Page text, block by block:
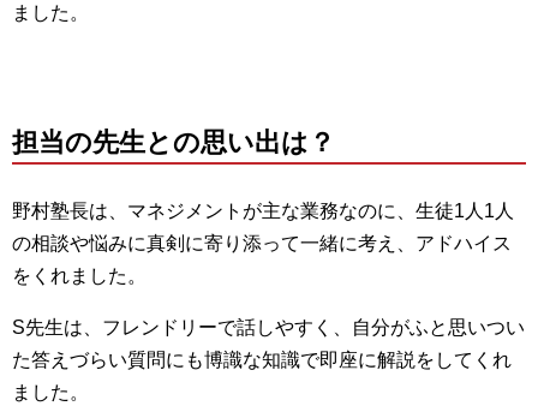
ました。
担当の先生との思い出は？
野村塾長は、マネジメントが主な業務なのに、生徒1人1人
の相談や悩みに真剣に寄り添って一緒に考え、アドハイス
をくれました。
S先生は、フレンドリーで話しやすく、自分がふと思いつい
た答えづらい質問にも博識な知識で即座に解説をしてくれ
ました。